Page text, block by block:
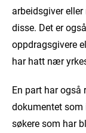
arbeidsgiver
disse. Det er
oppdragsgivere
har hatt nær
En part har også
dokumentet
søkere som har